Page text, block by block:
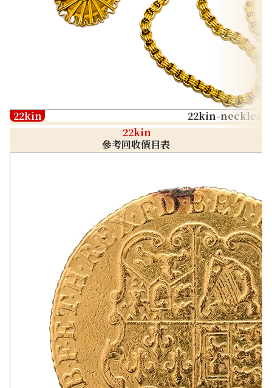
22kin
22kin-neckless
22kin
參考回收價目表